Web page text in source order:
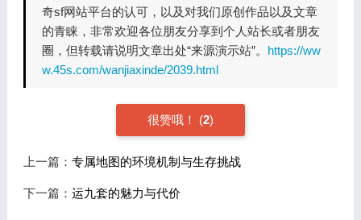
奇sf网站平台的认可，以及对我们原创作品以及文章
的青睐，非常欢迎各位朋友分享到个人站长或者朋友
圈，但转载请说明文章出处“来源演示站”。 https://ww
w.45s.com/wanjiaxinde/2039.html
很赞哦！ (2)
上一篇： 专属地图的环境机制与生存挑战
下一篇： 运九套的魅力与代价